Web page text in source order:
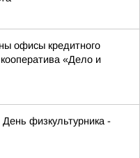
офисы кредитного
«Дело и
физкультурника -